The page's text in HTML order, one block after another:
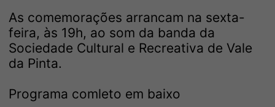
As comemorações arrancam na sexta-
feira, às 19h, ao som da banda da
Sociedade Cultural e Recreativa de Vale
da Pinta.
Programa comleto em baixo